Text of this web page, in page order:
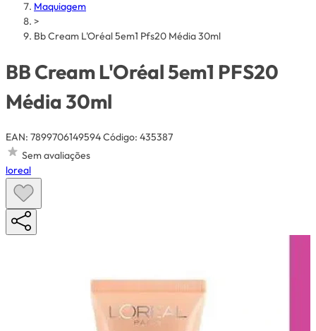
Maquiagem
>
Bb Cream L'Oréal 5em1 Pfs20 Média 30ml
BB Cream L'Oréal 5em1 PFS20
Média 30ml
EAN: 7899706149594Código: 435387
Sem avaliações
loreal